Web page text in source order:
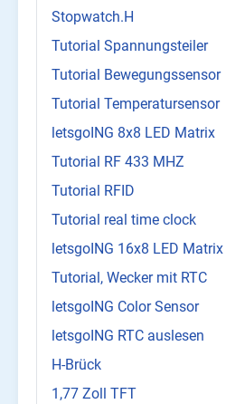
Stopwatch.H
Tutorial Spannungsteiler
Tutorial Bewegungssensor
Tutorial Temperatursensor
letsgoING 8x8 LED Matrix
Tutorial RF 433 MHZ
Tutorial RFID
Tutorial real time clock
letsgoING 16x8 LED Matrix
Tutorial, Wecker mit RTC
letsgoING Color Sensor
letsgoING RTC auslesen
H-Brück
1,77 Zoll TFT